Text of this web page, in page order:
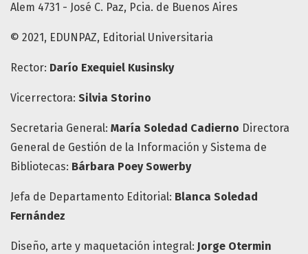
Alem 4731 - José C. Paz, Pcia. de Buenos Aires
© 2021, EDUNPAZ, Editorial Universitaria
Rector: Darío Exequiel Kusinsky
Vicerrectora: Silvia Storino
Secretaria General: María Soledad Cadierno Directora
General de Gestión de la Información y Sistema de
Bibliotecas: Bárbara Poey Sowerby
Jefa de Departamento Editorial: Blanca Soledad
Fernández
Diseño, arte y maquetación integral: Jorge Otermin